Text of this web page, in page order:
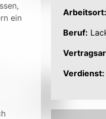
ein
Arbeitsort:
Beruf:
Verdienst: